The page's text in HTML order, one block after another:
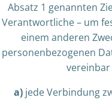
Absatz 1 genannten
Verantwortliche – um
einem anderen
personenbezogenen
a)jede Verbindung